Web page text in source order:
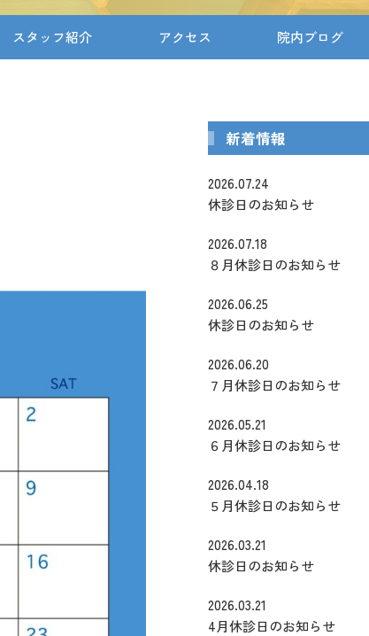
スタッフ紹介 アクセス 院内ブログ
新着情報
2026.07.24
休診日のお知らせ
2026.07.18
８月休診日のお知らせ
2026.06.25
休診日のお知らせ
2026.06.20
７月休診日のお知らせ
2026.05.21
６月休診日のお知らせ
2026.04.18
５月休診日のお知らせ
2026.03.21
休診日のお知らせ
2026.03.21
4月休診日のお知らせ